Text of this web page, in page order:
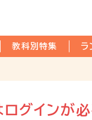
教科別特集 ラ
グインが必